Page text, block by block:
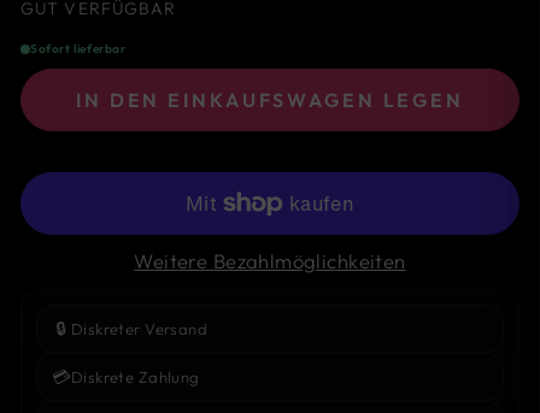
GUT VERFÜGBAR
Sofort lieferbar
IN DEN EINKAUFSWAGEN LEGEN
Weitere Bezahlmöglichkeiten
🔒 Diskreter Versand
💳Diskrete Zahlung